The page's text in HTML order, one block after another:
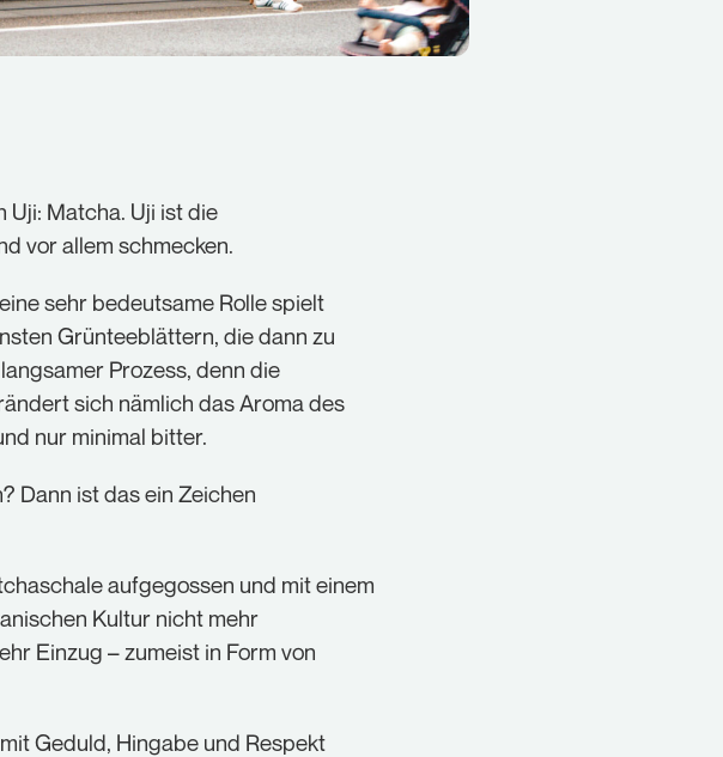
Uji: Matcha. Uji ist die
vor allem schmecken.
sehr bedeutsame Rolle spielt
Grünteeblättern, die dann zu
Prozess, denn die
sich nämlich das Aroma des
nur minimal bitter.
Dann ist das ein Zeichen
aufgegossen und mit einem
Kultur nicht mehr
Einzug – zumeist in Form von
Geduld, Hingabe und Respekt